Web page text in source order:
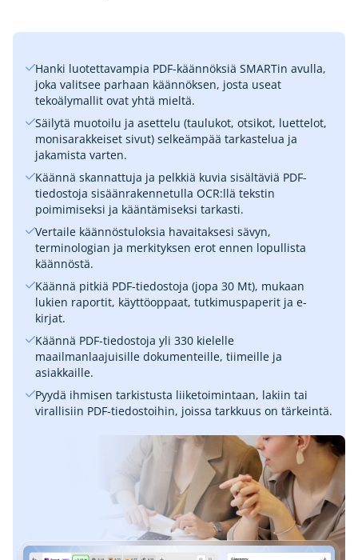
Hanki luotettavampia PDF-käännöksiä SMARTin avulla,
joka valitsee parhaan käännöksen, josta useat
tekoälymallit ovat yhtä mieltä.
Säilytä muotoilu ja asettelu (taulukot, otsikot, luettelot,
monisarakkeiset sivut) selkeämpää tarkastelua ja
jakamista varten.
Käännä skannattuja ja pelkkiä kuvia sisältäviä PDF-
tiedostoja sisäänrakennetulla OCR:llä tekstin
poimimiseksi ja kääntämiseksi tarkasti.
Vertaile käännöstuloksia havaitaksesi sävyn,
terminologian ja merkityksen erot ennen lopullista
käännöstä.
Käännä pitkiä PDF-tiedostoja (jopa 30 Mt), mukaan
lukien raportit, käyttöoppaat, tutkimuspaperit ja e-
kirjat.
Käännä PDF-tiedostoja yli 330 kielelle
maailmanlaajuisille dokumenteille, tiimeille ja
asiakkaille.
Pyydä ihmisen tarkistusta liiketoimintaan, lakiin tai
virallisiin PDF-tiedostoihin, joissa tarkkuus on tärkeintä.